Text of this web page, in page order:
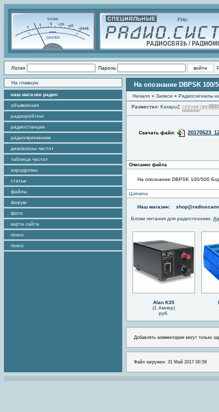
Логин Пароль
На главную
наш магазин радио
объявления
радиорейтинг
радиостанции
радиоприемники
диапазоны частот
таблица частот
аэродромы
статьи
файлы
форум
фото
карта сайта
поиск
поиск
На опознание DBPSK 100/
Начало » Записи » Радиоcигналы
Разместил: KarapuZ
Скачать файл:
Описание файла
На опознание DBPSK 100/500
Цитата
Наш магазин:
Блоки питания для радиотехники:
Alan K35
(1 Ампер)
руб.
Добавлять комментарии могут только
Файл загружен: 31 Май 2017 00:59